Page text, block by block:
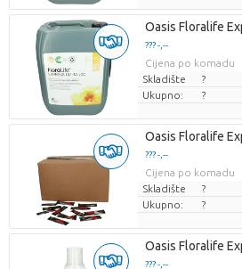
Oasis Floralife
??? -,--
Cijena po komadu
Skladište
?
Ukupno:
?
Oasis Floralife
??? -,--
Cijena po komadu
Skladište
?
Ukupno:
?
Oasis Floralife
??? -,--